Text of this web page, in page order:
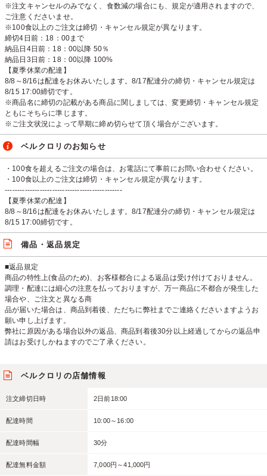
※注文キャンセルのみでなく、食数減の場合にも、規定が適用されますので、
ご注意くださいませ。
※100食以上のご注文は締切・キャンセル規定が異なります。
締切4日前：18：00まで
納品日4日前：18：00以降 50％
納品日3日前：18：00以降 100%
【夏季休業の配達】
8/8～8/16は配達をお休みいたします。8/17配達分の締切・キャンセル規定は
8/15 17:00締切です。
※商品名に締切の記載がある商品に関しましては、変更締切・キャンセル規定
ともにそちらに準じます。
※ご注文状況によって早期に締め切らせて頂く場合がございます。
ベルクロリのお知らせ
・100食を超えるご注文の場合は、お電話にて事前にお問い合わせください。
・100食以上のご注文は締切・キャンセル規定が異なります。
-----------------------------------------------
【夏季休業の配達】
8/8～8/16は配達をお休みいたします。8/17配達分の締切・キャンセル規定は
8/15 17:00締切です。
備品・返品規定
■返品規定
商品の特性上(⾷品のため)、お客様都合による返品は受け付けておりません。
調理・配達には細⼼の注意を払っておりますが、万⼀商品に不都合が発⽣した
場合や、ご注⽂と異なる商
品が届いた場合は、商品到着後、ただちに弊社までご連絡くださいますようお
願い申し上げます。
弊社に原因がある場合以外の返品、商品到着後30分以上経過してからの返品申
請はお受けしかねますのでご了承ください。
ベルクロリの店舗情報
注文締切日時 2日前18:00
配達時間 10:00～16:00
配達時間幅 30分
配達無料金額 7,000円～41,000円